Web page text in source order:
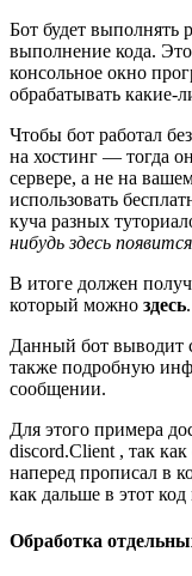
Бот будет выполнять
выполнение кода. Это
консольное окно
обрабатывать какие-
Чтобы бот работал
на хостинг — тогда
сервере, а не на
использовать
куча разных
нибудь здесь
В итоге должен
который можно здесь.
Данный бот выводит
также подробную
сообщении.
Для этого примера
discord.Client , так
наперед прописал в
как дальше в этот
Обработка